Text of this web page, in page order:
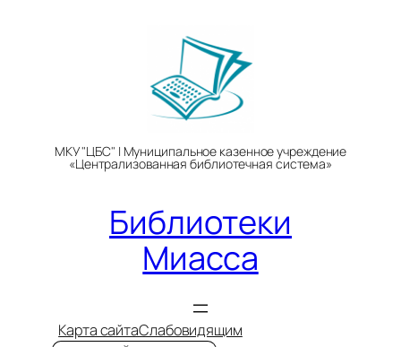
МКУ "ЦБС" | Муниципальное казенное учреждение
«Централизованная библиотечная система»
Библиотеки
Миасса
Карта сайтаСлабовидящим
Поиск